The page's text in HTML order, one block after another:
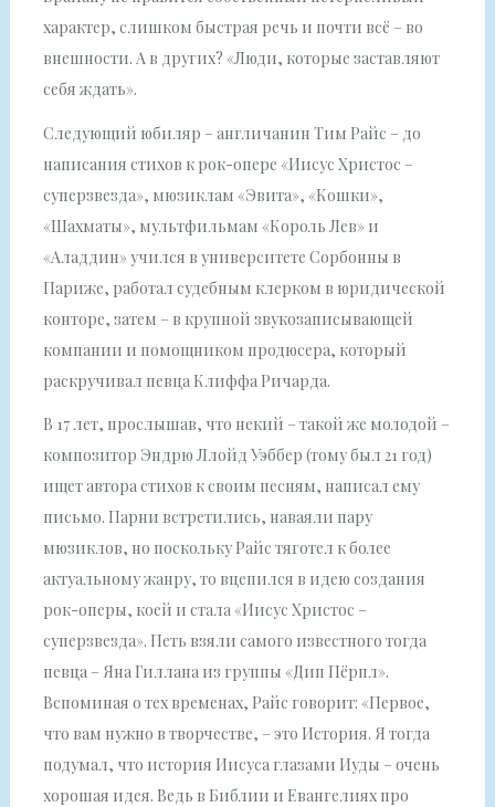
характер, слишком быстрая речь и почти всё – во
внешности. А в других? «Люди, которые заставляют
себя ждать».
Следующий юбиляр – англичанин Тим Райс – до
написания стихов к рок-опере «Иисус Христос –
суперзвезда», мюзиклам «Эвита», «Кошки»,
«Шахматы», мультфильмам «Король Лев» и
«Аладдин» учился в университете Сорбонны в
Париже, работал судебным клерком в юридической
конторе, затем – в крупной звукозаписывающей
компании и помощником продюсера, который
раскручивал певца Клиффа Ричарда.
В 17 лет, прослышав, что некий – такой же молодой –
композитор Эндрю Ллойд Уэббер (тому был 21 год)
ищет автора стихов к своим песням, написал ему
письмо. Парни встретились, наваяли пару
мюзиклов, но поскольку Райс тяготел к более
актуальному жанру, то вцепился в идею создания
рок-оперы, коей и стала «Иисус Христос –
суперзвезда». Петь взяли самого известного тогда
певца – Яна Гиллана из группы «Дип Пёрпл».
Вспоминая о тех временах, Райс говорит: «Первое,
что вам нужно в творчестве, – это История. Я тогда
подумал, что история Иисуса глазами Иуды – очень
хорошая идея. Ведь в Библии и Евангелиях про